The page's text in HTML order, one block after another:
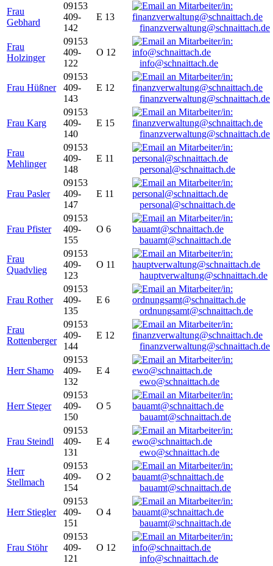
Frau
Gebhard
09153
409-
142
E 13
finanzverwaltung@schnaittach.de
Frau
Holzinger
09153
409-
122
O 12
info@schnaittach.de
Frau Hüßner
09153
409-
143
E 12
finanzverwaltung@schnaittach.de
Frau Karg
09153
409-
140
E 15
finanzverwaltung@schnaittach.de
Frau
Mehlinger
09153
409-
148
E 11
personal@schnaittach.de
Frau Pasler
09153
409-
147
E 11
personal@schnaittach.de
Frau Pfister
09153
409-
155
O 6
bauamt@schnaittach.de
Frau
Quadvlieg
09153
409-
123
O 11
hauptverwaltung@schnaittach.de
Frau Rother
09153
409-
135
E 6
ordnungsamt@schnaittach.de
Frau
Rottenberger
09153
409-
144
E 12
finanzverwaltung@schnaittach.de
Herr Shamo
09153
409-
132
E 4
ewo@schnaittach.de
Herr Steger
09153
409-
150
O 5
bauamt@schnaittach.de
Frau Steindl
09153
409-
131
E 4
ewo@schnaittach.de
Herr
Stellmach
09153
409-
154
O 2
bauamt@schnaittach.de
Herr Stiegler
09153
409-
151
O 4
bauamt@schnaittach.de
Frau Stöhr
09153
409-
121
O 12
info@schnaittach.de